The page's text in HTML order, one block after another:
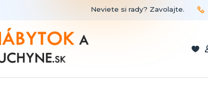
Neviete si rady? Zavolajte.